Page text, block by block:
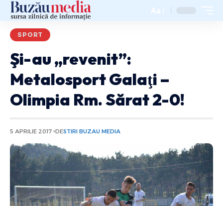
Aa
SPORT
Şi-au „revenit”:
Metalosport Galaţi –
Olimpia Rm. Sărat 2-0!
5 APRILIE 2017 DESTIRI BUZAU MEDIA